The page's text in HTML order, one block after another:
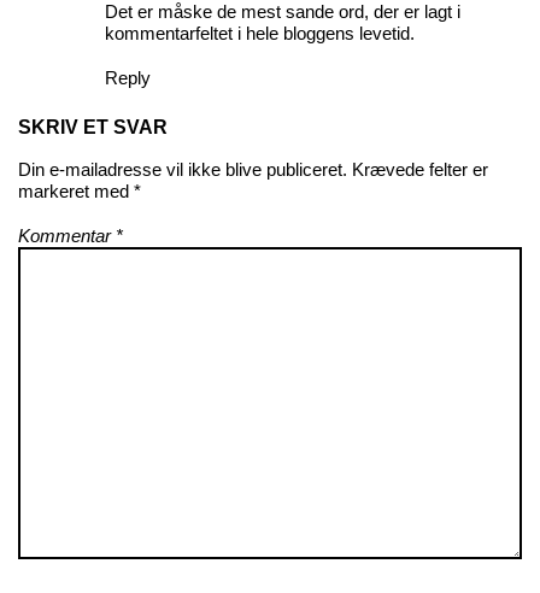
Det er måske de mest sande ord, der er lagt i
kommentarfeltet i hele bloggens levetid.
Reply
SKRIV ET SVAR
Din e-mailadresse vil ikke blive publiceret. Krævede felter er
markeret med *
Kommentar *